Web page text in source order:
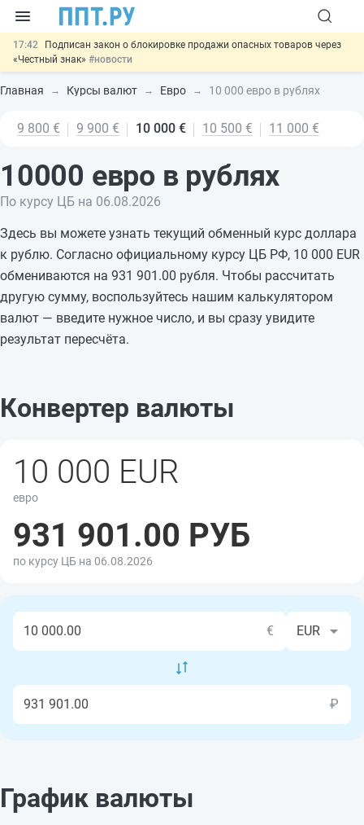
17:42
Подписан закон о блокировке продажи опасных товаров через
«Честный знак» #новости
17:17 Дистанционную работу беременных пропишут в ТК РФ#новости
15:25 Изменят правила контроля за подрядчиками ИЖС с эскроу-
11:31
Важно
Разработают единые критерии трудовых и ГПХ-
отношений #новости
Главная Курсы валют Евро 10 000 евро в рублях
9 800 € 9 900 € 10 000 € 10 500 € 11 000 €
10000 евро в рублях
По курсу ЦБ на 06.08.2026
Здесь вы можете узнать текущий обменный курс доллара
к рублю. Согласно официальному курсу ЦБ РФ, 10 000 EUR
обмениваются на 931 901.00 рубля. Чтобы рассчитать
другую сумму, воспользуйтесь нашим калькулятором
валют — введите нужное число, и вы сразу увидите
результат пересчёта.
Конвертер валюты
10 000 EUR
евро
931 901.00 РУБ
по курсу ЦБ на 06.08.2026
€
₽
График валюты